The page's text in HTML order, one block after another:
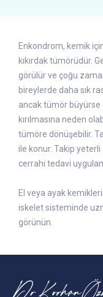
Enkondrom, kemik
kıkırdak tümörüdür.
görülür ve çoğu
bireylerde daha sık
ancak tümör büyürse
kırılmasına neden
tümöre dönüşebilir.
ile konur. Takip
cerrahi tedavi
El veya ayak
iskelet sisteminde
görünün.